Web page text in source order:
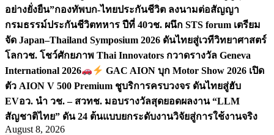
อย่างยั่งยืน”กองทัพบก-ไทยประกันชีวิต ลงนามต่อสัญญา
กรมธรรม์ประกันชีวิตทหาร ปีที่ 40วช. ผนึก STS forum เตรียม
จัด Japan–Thailand Symposium 2026 ดันไทยสู่เวทีวิทยาศาสตร์
โลกวช. โชว์ศักยภาพ Thai Innovators กวาดรางวัล Geneva
International 2026
GAC AION บุก Motor Show 2026 เปิด
ตัว AION V 500 Premium ชูบริการครบวงจร ดันไทยสู่ฮับ
EVอว. นำ วช. – สวทช. มอบรางวัลสุดยอดผลงาน “LLM
สัญชาติไทย” ดัน 24 ต้นแบบยกระดับงานวิจัยสู่การใช้งานจริง
August 8, 2026